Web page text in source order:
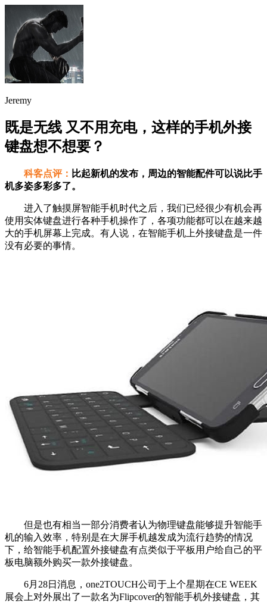
Jeremy
既是无线 又不用充电，这样的手机外接
键盘想不想要？
科客点评： 比起新机的发布，周边的智能配件可以说比手
机多姿多彩多了。
进入了触摸屏智能手机时代之后，我们已经很少有机会再
使用实体键盘进行各种手机操作了，各项功能都可以在越来越
大的手机屏幕上完成。有人说，在智能手机上外接键盘是一件
没有必要的事情。
但是也有相当一部分消费者认为物理键盘能够提升智能手
机的输入效率，特别是在大屏手机越发成为流行趋势的情况
下，给智能手机配置外接键盘有点类似于平板用户给自己的平
板电脑额外购买一款外接键盘。
6月28日消息，one2TOUCH公司于上个星期在CE WEEK
展会上对外展出了一款名为Flipcover的智能手机外接键盘，其